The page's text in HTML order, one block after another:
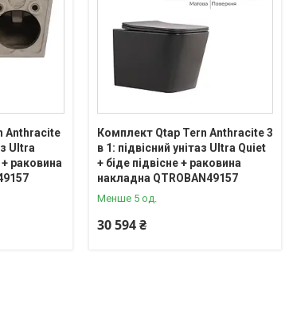
Anthracite
Ultra
+ раковина
Комплект Qtap Tern Anthracite 3
в 1: підвісний унітаз Ultra Quiet
+ біде підвісне + раковина
накладна QTROBAN49157
Менше 5 од.
30 594 ₴